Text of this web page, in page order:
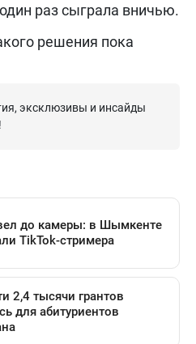
раз сыграла вничью.
решения пока
эксклюзивы и инсайды